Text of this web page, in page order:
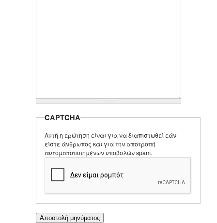
CAPTCHA
Αυτή η ερώτηση είναι για να διαπιστωθεί εάν
είστε άνθρωπος και για την αποτροπή
αυτοματοποιημένων υποβολών spam.